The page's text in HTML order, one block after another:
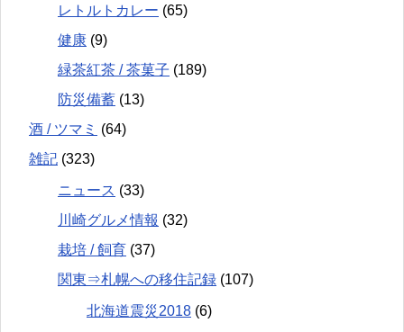
レトルトカレー (65)
健康 (9)
緑茶紅茶 / 茶菓子 (189)
防災備蓄 (13)
酒 / ツマミ (64)
雑記 (323)
ニュース (33)
川崎グルメ情報 (32)
栽培 / 飼育 (37)
関東⇒札幌への移住記録 (107)
北海道震災2018 (6)